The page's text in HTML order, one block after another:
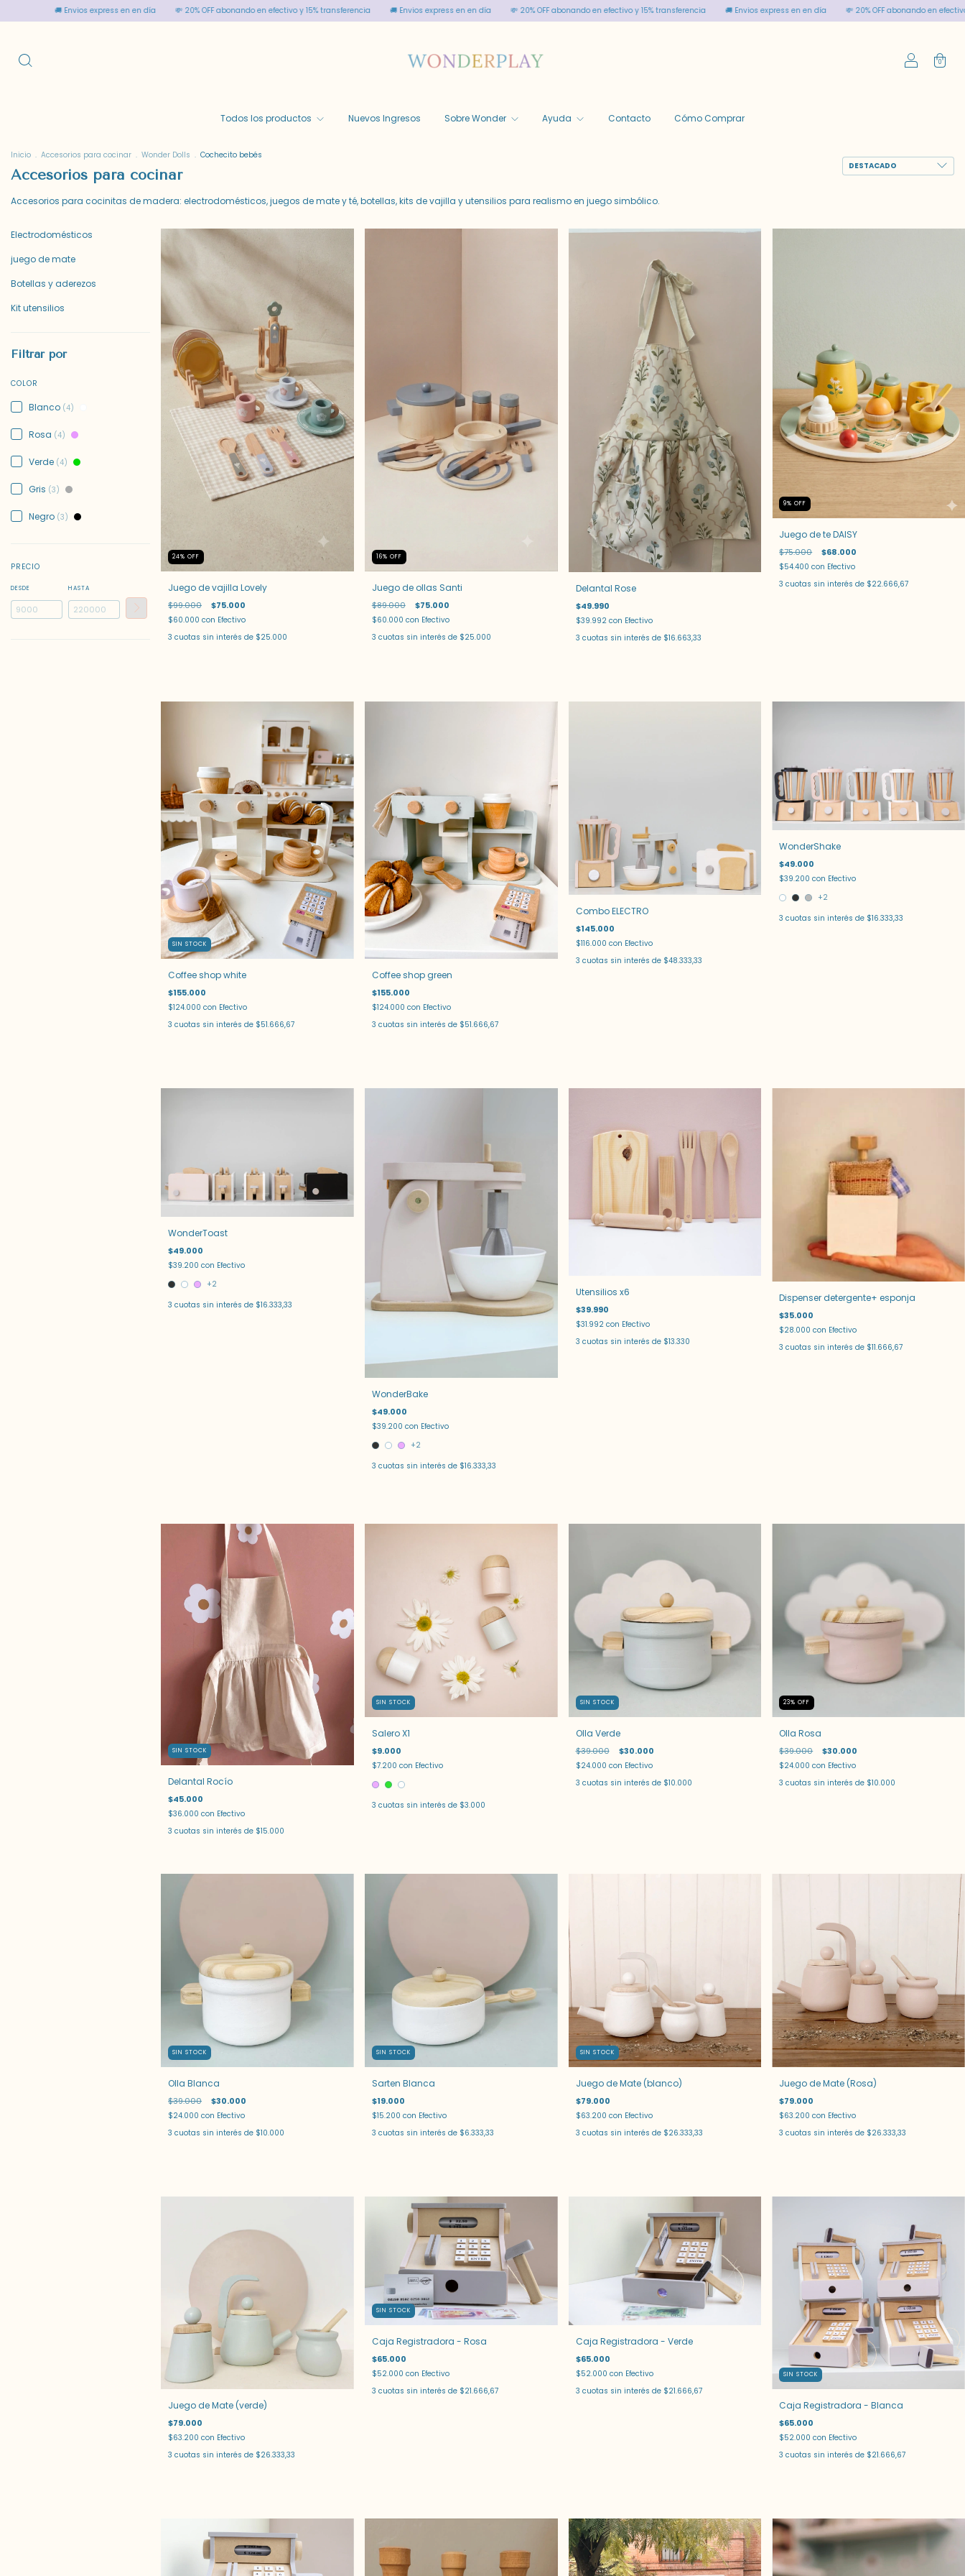
💸 20% OFF abonando en efectivo y 15% transferencia 🚚 Envios express en en día 💸 20% OFF abonando en efectivo y 15% transferencia 🚚 Envios express en en día 💸 20% OFF abonando en efectivo y 15% transferencia 🚚 Envios
0
Todos los productos Nuevos Ingresos Sobre Wonder Ayuda Contacto Cómo Comprar
Inicio . Accesorios para cocinar . Wonder Dolls . Cochecito bebés
Accesorios para cocinar
Accesorios para cocinitas de madera: electrodomésticos, juegos de mate y té, botellas, kits de vajilla y utensilios para realismo en juego simbólico.
Electrodomésticos
juego de mate
Botellas y aderezos
Kit utensilios
Filtrar por
COLOR
Blanco (4)
Rosa (4)
Verde (4)
Gris (3)
Negro (3)
PRECIO
DESDE HASTA
24% OFF
Juego de vajilla Lovely
$99.000 $75.000
$60.000 con Efectivo
3 cuotas sin interés de $25.000
16% OFF
Juego de ollas Santi
$89.000 $75.000
$60.000 con Efectivo
3 cuotas sin interés de $25.000
Delantal Rose
$49.990
$39.992 con Efectivo
3 cuotas sin interés de $16.663,33
9%OFF
Juego de te DAISY
$75.000 $68.000
$54.400con Efectivo
3 cuotas sin interés de $22.666,67
SIN STOCK
Coffee shop white
$155.000
$124.000 con Efectivo
3 cuotas sin interés de $51.666,67
Coffee shop green
$155.000
$124.000 con Efectivo
3 cuotas sin interés de $51.666,67
Combo ELECTRO
$145.000
$116.000 con Efectivo
3 cuotas sin interés de $48.333,33
WonderShake
$49.000
$39.200con Efectivo
+2
3 cuotas sin interés de $16.333,33
WonderToast
$49.000
$39.200 con Efectivo
+2
3 cuotas sin interés de $16.333,33
WonderBake
$49.000
$39.200 con Efectivo
+2
3 cuotas sin interés de $16.333,33
Utensilios x6
$39.990
$31.992 con Efectivo
3 cuotas sin interés de $13.330
Dispenser detergente+ esponja
$35.000
$28.000con Efectivo
3 cuotas sin interés de $11.666,67
SIN STOCK
Delantal Rocío
$45.000
$36.000 con Efectivo
3 cuotas sin interés de $15.000
SIN STOCK
Salero X1
$9.000
$7.200 con Efectivo
3 cuotas sin interés de $3.000
SIN STOCK
Olla Verde
$39.000 $30.000
$24.000 con Efectivo
3 cuotas sin interés de $10.000
23%OFF
Olla Rosa
$39.000 $30.000
$24.000con Efectivo
3 cuotas sin interés de $10.000
SIN STOCK
Olla Blanca
$39.000 $30.000
$24.000 con Efectivo
3 cuotas sin interés de $10.000
SIN STOCK
Sarten Blanca
$19.000
$15.200 con Efectivo
3 cuotas sin interés de $6.333,33
SIN STOCK
Juego de Mate (blanco)
$79.000
$63.200 con Efectivo
3 cuotas sin interés de $26.333,33
Juego de Mate (Rosa)
$79.000
$63.200con Efectivo
3 cuotas sin interés de $26.333,33
Juego de Mate (verde)
$79.000
$63.200 con Efectivo
3 cuotas sin interés de $26.333,33
SIN STOCK
Caja Registradora - Rosa
$65.000
$52.000 con Efectivo
3 cuotas sin interés de $21.666,67
Caja Registradora - Verde
$65.000
$52.000 con Efectivo
3 cuotas sin interés de $21.666,67
SIN STOCK
Caja Registradora - Blanca
$65.000
$52.000con Efectivo
3 cuotas sin interés de $21.666,67